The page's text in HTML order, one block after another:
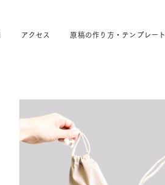
アクセス 原稿の作り方・テンプレート